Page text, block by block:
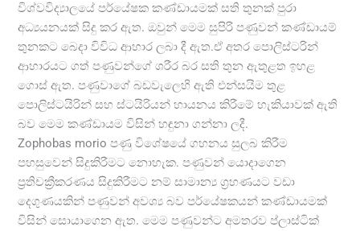
විශ්වවිද්‍යාලයේ පර්යේෂක කණ්ඩායමක් සති තුනක් පුරා
අධ්‍යයනයක් සිදු කර ඇත. ඔවුන් මෙම සුපිරි පණුවන් කණ්ඩායම්
තුනකට බෙදා විවිධ ආහාර ලබා දී ඇත.ඒ අතර පොලිස්ටරින්
ආහාරයට ගත් පණුවන්ගේ ශරීර බර සති තුන ඇතුළත ඉහළ
ගොස් ඇත. පණුවාගේ බඩවැලෙහි ඇති එන්සයිම තුළ
පොලිස්ටයිරින් සහ ස්ටයිරියන් හායනය කිරීමේ හැකියාවක් ඇති
බව මෙම කණ්ඩායම විසින් හඳුනා ගන්නා ලදී.
Zophobas morio පණු විශේෂයේ ගහනය සුලබ කිරීම
පහසුවෙන් සිදුකිරීමට නොහැක. පණුවන් යොදාගෙන
ප්‍රතිචක්‍රීකරණය සිදුකිරීමට නම් සාමාන්‍ය ග්‍රහණයට වඩා
දෙගුණයකින් පණුවන් අවශ්‍ය බව පර්යේෂකයන් කණ්ඩායමක්
විසින් සොයාගෙන ඇත. මෙම පණුවන්ට අමතරව ප්ලාස්ටික්